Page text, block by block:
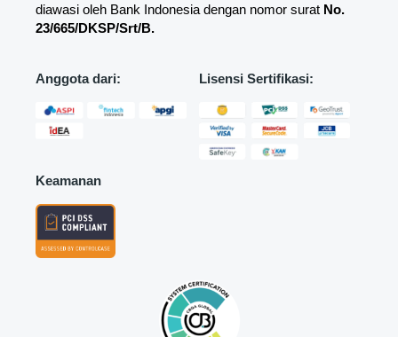
diawasi oleh Bank Indonesia dengan nomor surat No.
23/665/DKSP/Srt/B.
Anggota dari: Lisensi Sertifikasi:
Keamanan